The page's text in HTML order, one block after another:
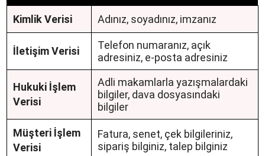
Kimlik Verisi Adınız, soyadınız, imzanız
İletişim Verisi
Telefon numaranız, açık
adresiniz, e-posta adresiniz
Hukuki İşlem
Verisi
Adli makamlarla yazışmalardaki
bilgiler, dava dosyasındaki
bilgiler
Müşteri İşlem
Verisi
Fatura, senet, çek bilgileriniz,
sipariş bilginiz, talep bilginiz